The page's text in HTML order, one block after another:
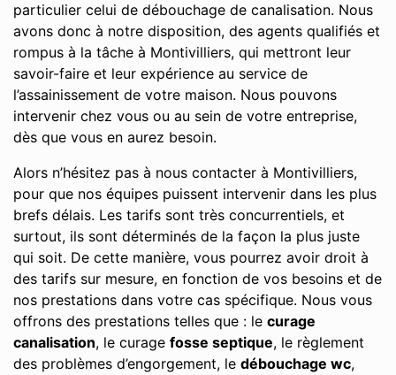
particulier celui de débouchage de canalisation. Nous
avons donc à notre disposition, des agents qualifiés et
rompus à la tâche à Montivilliers, qui mettront leur
savoir-faire et leur expérience au service de
l’assainissement de votre maison. Nous pouvons
intervenir chez vous ou au sein de votre entreprise,
dès que vous en aurez besoin.
Alors n’hésitez pas à nous contacter à Montivilliers,
pour que nos équipes puissent intervenir dans les plus
brefs délais. Les tarifs sont très concurrentiels, et
surtout, ils sont déterminés de la façon la plus juste
qui soit. De cette manière, vous pourrez avoir droit à
des tarifs sur mesure, en fonction de vos besoins et de
nos prestations dans votre cas spécifique. Nous vous
offrons des prestations telles que : le curage
canalisation, le curage fosse septique, le règlement
des problèmes d’engorgement, le débouchage wc,